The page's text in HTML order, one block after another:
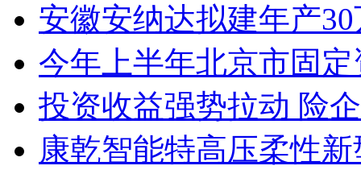
安徽安纳达拟建年产
今年上半年北京市固
投资收益强势拉动 险
康乾智能特高压柔性